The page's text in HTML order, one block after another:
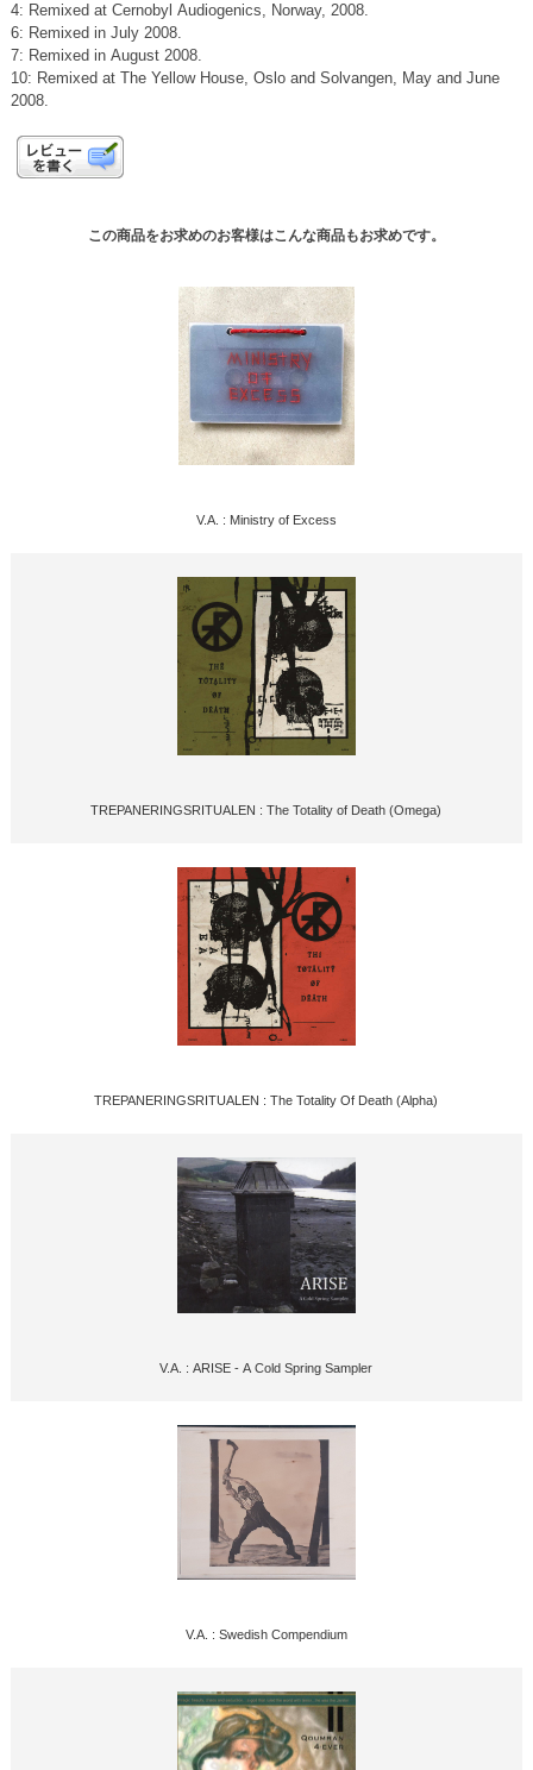
4: Remixed at Cernobyl Audiogenics, Norway, 2008.
6: Remixed in July 2008.
7: Remixed in August 2008.
10: Remixed at The Yellow House, Oslo and Solvangen, May and June
2008.
この商品をお求めのお客様はこんな商品もお求めです。
V.A. : Ministry of Excess
TREPANERINGSRITUALEN : The Totality of Death (Omega)
TREPANERINGSRITUALEN : The Totality Of Death (Alpha)
V.A. : ARISE - A Cold Spring Sampler
V.A. : Swedish Compendium